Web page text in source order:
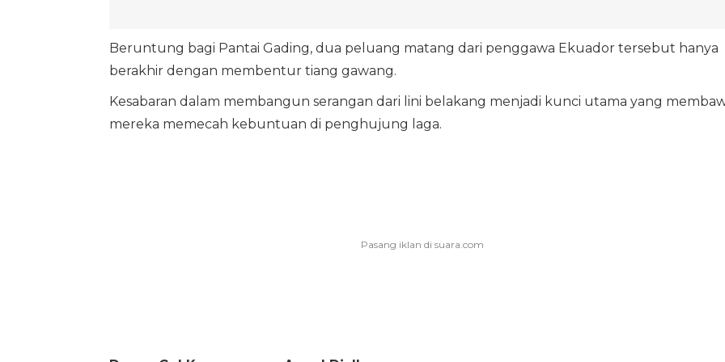
Beruntung bagi Pantai Gading, dua peluang matang dari penggawa Ekuador tersebut hanya
berakhir dengan membentur tiang gawang.
Kesabaran dalam membangun serangan dari lini belakang menjadi kunci utama yang
mereka memecah kebuntuan di penghujung laga.